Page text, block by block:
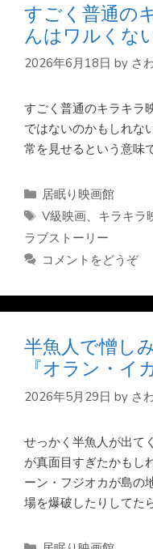
すごく普通の
んはワルくな
2026年6月18日 by さ
すごく普通のキラキラ
ではないのかもしれな
常を見せるという意味
カ
テ
ゴ
リ
ー
居眠り映画館
タ
グ
V級映画、 キラキラ
ラブストーリー
コメントをどうぞ
半魚人で憎し
『オラン・イ
2026年5月29日 by さ
せっかく半魚人が出て
が真面目すぎたかもし
ーン・フジオカが島の
場を爆破したりしてた
カ